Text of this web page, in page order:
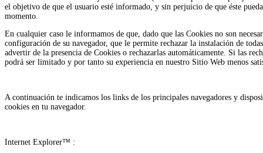
el objetivo de que el usuario esté informado, y sin perjuicio de que éste
momento.
En cualquier caso le informamos de que, dado que las Cookies no son
configuración de su navegador, que le permite rechazar la instalación de
advertir de la presencia de Cookies o rechazarlas automáticamente. Si las
podrá ser limitado y por tanto su experiencia en nuestro Sitio Web menos
A continuación te indicamos los links de los principales navegadores y
cookies en tu navegador.
Internet Explorer™ :